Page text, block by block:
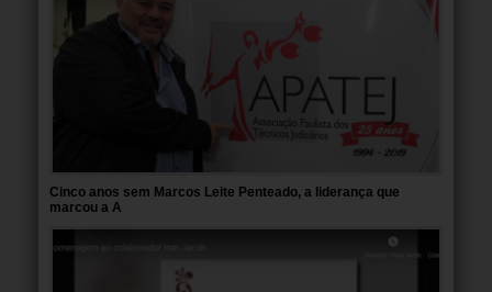
Cinco anos sem Marcos Leite Penteado, a liderança que
marcou a A